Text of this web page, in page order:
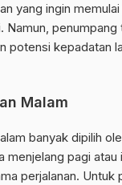
yang ingin
Namun, penumpang
potensi kepadatan
Malam
banyak dipilih
menjelang pagi
perjalanan. Untuk